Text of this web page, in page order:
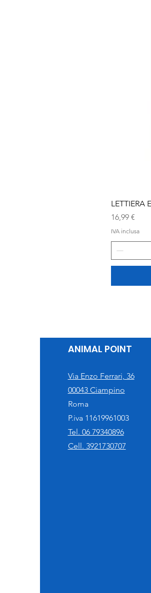
LETTIERA
Prezzo
16,99 €
IVA inclusa
ANIMAL POINT
Via Enzo Ferrari, 36
00043 Ciampino
Roma
P.iva 11619961003
Tel. 06 79340896
Cell. 3921730707